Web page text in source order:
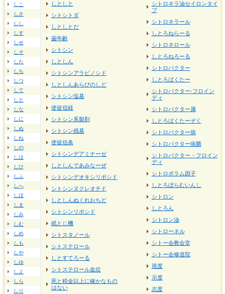
しこ
しさ
しし
しす
しせ
しそ
した
しち
しつ
して
しと
しな
しに
しぬ
しね
しの
しは
しひ
しふ
しへ
しほ
しま
しみ
しむ
しめ
しも
しや
しゆ
しよ
しら
しり
しとしと
シトシトダ
しとしとだ
歯年齢
シトシン
しとしん
シトシンアラビノシド
しとしんあらびのしど
シトシン塩基
使徒信経
シトシン系製剤
シトシン残基
使徒信条
シトシンデアミナーゼ
しとしんであみなーぜ
シトシンデオキシリボシド
シトシンヌクレオチド
しとしんぬくれおちど
シトシンリボシド
紙とじ機
シトスタノール
シトステロール
しとすてろーる
シトステロール血症
死と税金以上に確かなもの
はない
シトロネラ油セイロンタイ
プ
シトロネラール
しとろねらーる
シトロネロール
しとろねろーる
シトロバクター
しとろばくたー
シトロバクター‐フロイン
ディ
シトロバクター属
しとろばくたーぞく
シトロバクター病
シトロバクター病菌
シトロバクター・フロイン
ディ
シトロボラム因子
しとろぼらむいんし
シトロン
しとろん
シトロン油
シトローネル
シトー会教会堂
シトー会修道院
視度
示度
志度